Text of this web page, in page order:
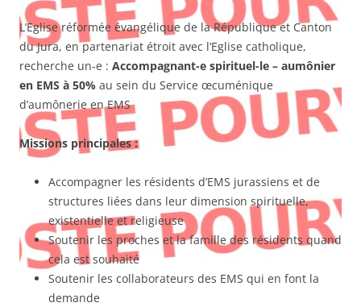
L’Eglise réformée évangélique de la République et Canton
du Jura, en partenariat étroit avec l’Eglise catholique,
recherche un-e : Accompagnant-e spirituel-le – aumônier
en EMS à 50% au sein du Service œcuménique
d’aumônerie en EMS
Missions principales :
Accompagner les résidents d’EMS jurassiens et de
structures liées dans leur dimension spirituelle,
existentielle et religieuse
Soutenir les proches et la famille des résidents quand
cela est souhaité
Soutenir les collaborateurs des EMS qui en font la
demande